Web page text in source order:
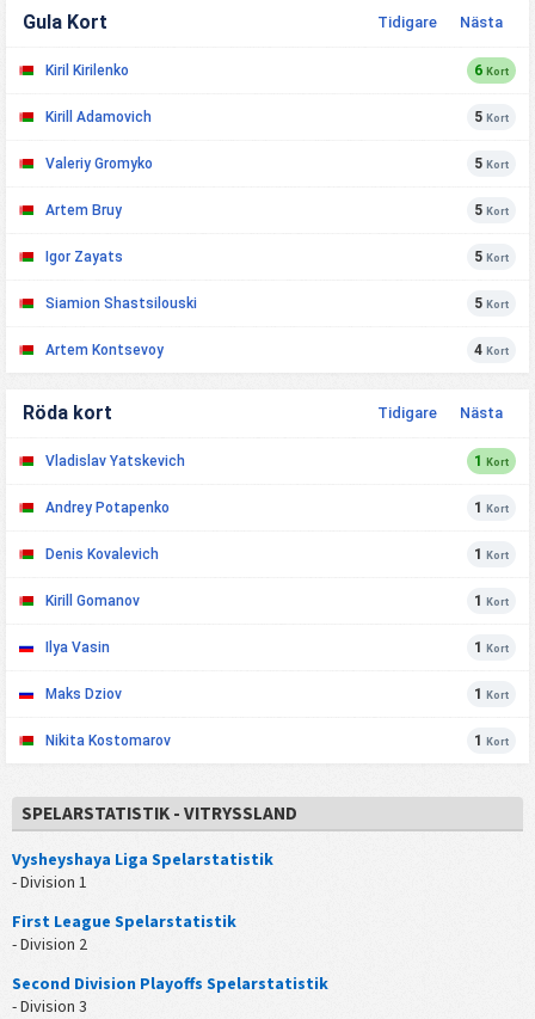
Gula Kort Tidigare Nästa
Kiril Kirilenko 6 Kort
Kirill Adamovich 5 Kort
Valeriy Gromyko 5 Kort
Artem Bruy 5 Kort
Igor Zayats 5 Kort
Siamion Shastsilouski 5 Kort
Artem Kontsevoy 4 Kort
Röda kort Tidigare Nästa
Vladislav Yatskevich 1 Kort
Andrey Potapenko 1 Kort
Denis Kovalevich 1 Kort
Kirill Gomanov 1 Kort
Ilya Vasin 1 Kort
Maks Dziov 1 Kort
Nikita Kostomarov 1 Kort
SPELARSTATISTIK - VITRYSSLAND
Vysheyshaya Liga Spelarstatistik
- Division 1
First League Spelarstatistik
- Division 2
Second Division Playoffs Spelarstatistik
- Division 3